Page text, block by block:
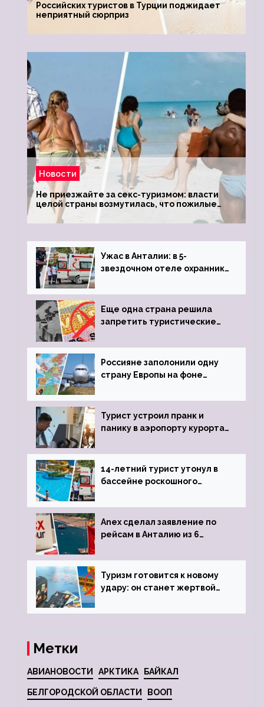
Российских туристов в Турции поджидает
неприятный сюрприз
Новости
Не приезжайте за секс-туризмом: власти
целой страны возмутилась, что пожилые
туристки массово едут к ним, чтобы
обзавестись молодыми любовниками
Ужас в Анталии: в 5-
звездочном отеле охранник
пистолета
Еще одна страна решила
запретить туристические
Россияне заполонили одну
страну Европы на фоне
виз
Турист устроил пранк и
панику в аэропорту курорта,
задержке рейса
14-летний турист утонул в
бассейне роскошного
Anex сделал заявление по
рейсам в Анталию из 6
Туризм готовится к новому
удару: он станет жертвой
Метки
АВИАНОВОСТИ АРКТИКА БАЙКАЛ
БЕЛГОРОДСКОЙ ОБЛАСТИ ВООП